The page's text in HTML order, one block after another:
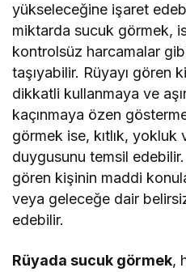
yükseleceğine işaret
miktarda sucuk görmek,
kontrolsüz harcamalar
taşıyabilir. Rüyayı gören
dikkatli kullanmaya ve
kaçınmaya özen
görmek ise, kıtlık, yokluk
duygusunu temsil
gören kişinin maddi
veya geleceğe dair
edebilir.
Rüyada sucuk görmek,